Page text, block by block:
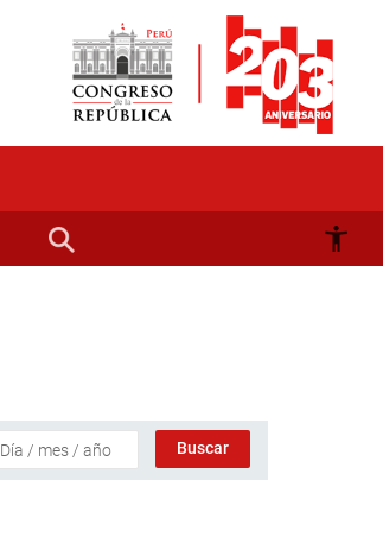
Día / mes / año